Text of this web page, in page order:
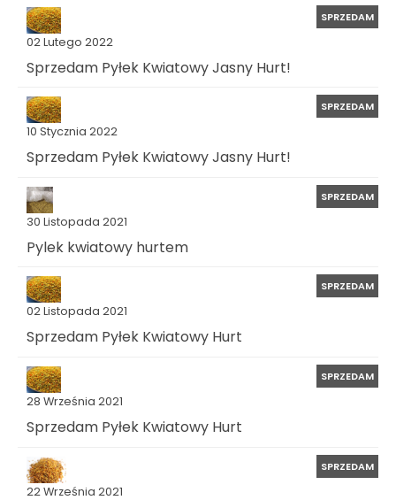
02 Lutego 2022
SPRZEDAM
Sprzedam Pyłek Kwiatowy Jasny Hurt!
10 Stycznia 2022
SPRZEDAM
Sprzedam Pyłek Kwiatowy Jasny Hurt!
30 Listopada 2021
SPRZEDAM
Pylek kwiatowy hurtem
02 Listopada 2021
SPRZEDAM
Sprzedam Pyłek Kwiatowy Hurt
28 Września 2021
SPRZEDAM
Sprzedam Pyłek Kwiatowy Hurt
22 Września 2021
SPRZEDAM